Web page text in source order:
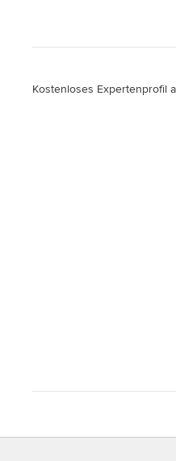
Kostenloses Expertenprofil